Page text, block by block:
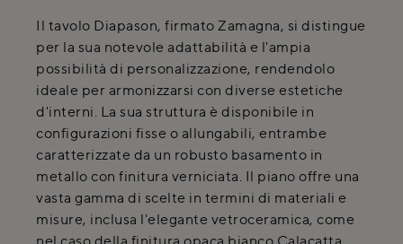
Il tavolo Diapason, firmato Zamagna, si distingue
per la sua notevole adattabilità e l'ampia
possibilità di personalizzazione, rendendolo
ideale per armonizzarsi con diverse estetiche
d'interni. La sua struttura è disponibile in
configurazioni fisse o allungabili, entrambe
caratterizzate da un robusto basamento in
metallo con finitura verniciata. Il piano offre una
vasta gamma di scelte in termini di materiali e
misure, inclusa l'elegante vetroceramica, come
nel caso della finitura opaca bianco Calacatta.